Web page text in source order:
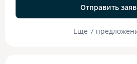
Отправить
Ещё 7